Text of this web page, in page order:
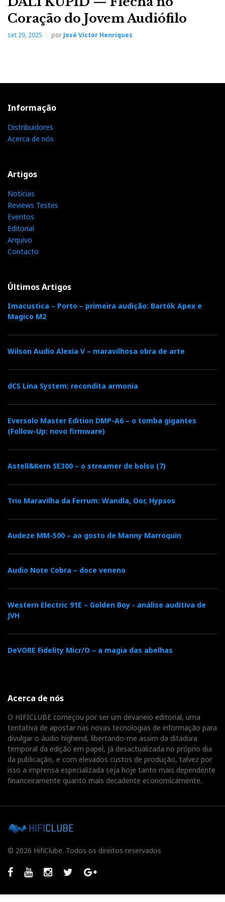
Coração do Jovem Audiófilo
set 29, 2025 por José Victor Henriques
Informação
Distribuidores
Acerca de nós
Artigos
Notícias
Reviews Testes
Eventos
Editorial
Arquivo
Contacto
Últimos Artigos
Imacustica – Porto – primeira audição: Bartók Apex e
Magico M2
Wilson Audio Alexia V – maravilhosa obra de arte
dCS Lina System: recondita armonia
Eversolo Master Edition DMP-A6 – o tomba gigantes
(Follow-Up: novo firmware)
Astell&Kern SE300 – o streamer de bolso (7)
Trio Maravilha da Ferrum: Wandla, Oor, Hypsos
Audeze MM-500 – ao gosto de Manny Marroquin
Audio Note Cobra – doce veneno
Western Electric 91E – Golden Boy - análise auditiva de
JVH
DeVORE Fidelity Micr/O – a magia das abelhas
Acerca de nós
O HIFICLUBE começou por ser um devaneio editorial, uma
tentativa de apostar nas novas tecnologias de informação para
divulgar o áudio highend, libertando-me assim da ditadura
temporal da edição em papel, já desactualizada no próprio dia
da publicação, e com elevados custos de produção, talvez por
isso a imprensa especializada seja hoje tanto mais dependente
financeiramente quanto mais decadente economicamente.
© 2026 HifiClube. Todos os direitos reservados
FacebookYoutubeInstagramTwitterGooglePlus